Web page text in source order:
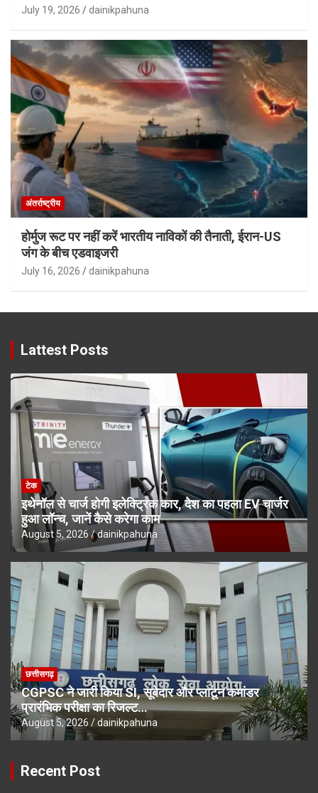
July 19, 2026 dainikpahuna
अंतर्राष्ट्रीय
होर्मुज रूट पर नहीं करें भारतीय नाविकों की तैनाती, ईरान-US
जंग के बीच एडवाइजरी
July 16, 2026 dainikpahuna
Lattest Posts
टेक
इथेनॉल से चार्ज होगी इलेक्ट्रिक कार, देश का पहला EV चार्जर
हुआ लॉन्च, जानें कैसे करेगा काम
August 5, 2026 dainikpahuna
छत्तीसगढ़
CGPSC ने जारी किया SI, सूबेदार और प्लाटून कमांडर
प्रारंभिक परीक्षा का रिजल्ट…
August 5, 2026 dainikpahuna
Recent Post